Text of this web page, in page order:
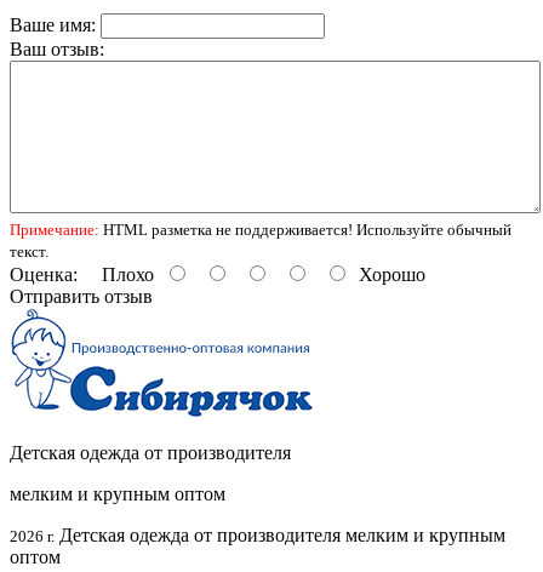
Ваше имя:
Ваш отзыв:
Примечание: HTML разметка не поддерживается! Используйте обычный
текст.
Оценка: Плохо
Хорошо
Отправить отзыв
Детская одежда от производителя
мелким и крупным оптом
2026 г. Детская одежда от производителя мелким и крупным
оптом